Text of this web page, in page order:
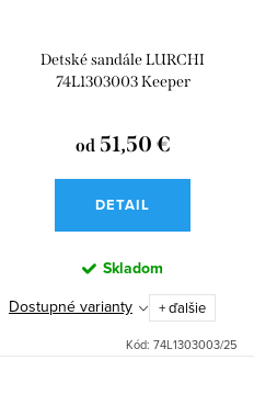
Detské sandále LURCHI
74L1303003 Keeper
od51,50 €
DETAIL
Skladom
Dostupné varianty
+ ďalšie
Kód: 74L1303003/25